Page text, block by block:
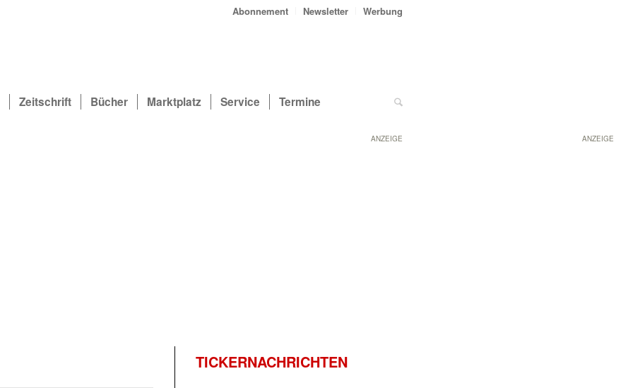
ANZEIGE
Abonnement Newsletter Werbung
Zeitschrift Bücher Marktplatz Service Termine
ANZEIGE
TICKERNACHRICHTEN